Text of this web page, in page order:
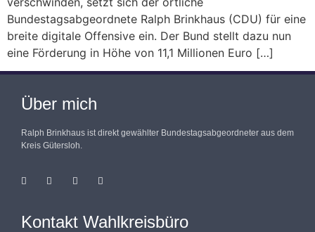
Bundestagsabgeordnete Ralph Brinkhaus (CDU) für eine
breite digitale Offensive ein. Der Bund stellt dazu nun
eine Förderung in Höhe von 11,1 Millionen Euro […]
Über mich
Ralph Brinkhaus ist direkt gewählter Bundestagsabgeordneter aus dem
Kreis Gütersloh.
Kontakt Wahlkreisbüro